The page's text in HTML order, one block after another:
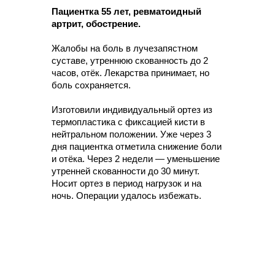
Пациентка 55 лет, ревматоидный
артрит, обострение.
Жалобы на боль в лучезапястном
суставе, утреннюю скованность до 2
часов, отёк. Лекарства принимает, но
боль сохраняется.
Изготовили индивидуальный ортез из
термопластика с фиксацией кисти в
нейтральном положении. Уже через 3
дня пациентка отметила снижение боли
и отёка. Через 2 недели — уменьшение
утренней скованности до 30 минут.
Носит ортез в период нагрузок и на
ночь. Операции удалось избежать.
Получить консультацию
Молния плотно прилегает
к телу, а не идет волной
большое плотное полотенце,
моделирование
ортеза из
термопластика